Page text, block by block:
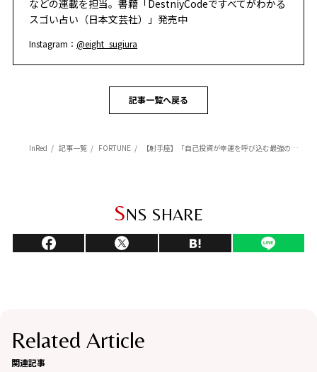
などの連載を担当。書籍「DestniyCodeですべてがわかる
スゴい占い（日本文芸社）」発売中
Instagram：@eight_sugiura
記事一覧へ戻る
InRed 記事一覧 FORTUNE 【射手座】「自己投資が幸運を呼び込む最強のメソッドに」杉浦エイトの幸運を呼ぶ12星座占い（6/5～7/6）
SNS SHARE
Related Article
関連記事